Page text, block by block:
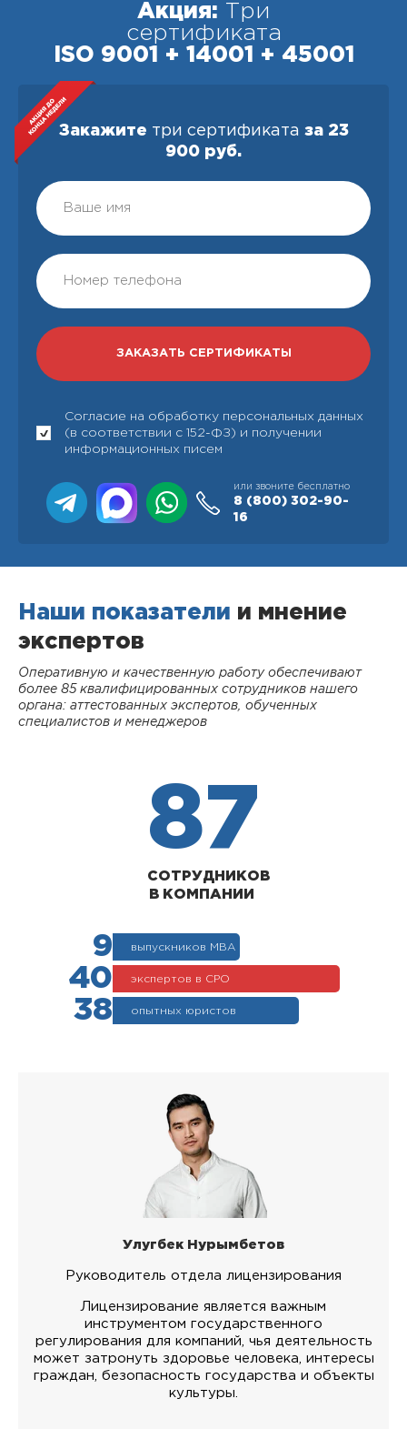
Акция: Три
сертификата
ISO 9001 + 14001 + 45001
Закажите три сертификата за 23
900 руб.
Согласие на обработку персональных данных
(в соответствии с 152-ФЗ) и получении
информационных писем
или звоните бесплатно
8 (800) 302-90-
16
Наши показатели и мнение
экспертов
Оперативную и качественную работу обеспечивают
более 85 квалифицированных сотрудников нашего
органа: аттестованных экспертов, обученных
специалистов и менеджеров
87
СОТРУДНИКОВ
В КОМПАНИИ
9 выпускников МВА
40 экспертов в СРО
38 опытных юристов
Улугбек Нурымбетов
Руководитель отдела лицензирования
Лицензирование является важным
инструментом государственного
регулирования для компаний, чья деятельность
может затронуть здоровье человека, интересы
граждан, безопасность государства и объекты
культуры.